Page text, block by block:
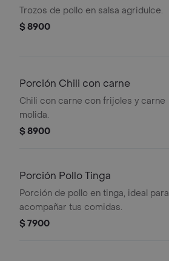
Trozos de pollo en salsa agridulce.
$ 8900
Porción Chili con carne
Chili con carne con frijoles y carne
molida.
$ 8900
Porción Pollo Tinga
Porción de pollo en tinga, ideal para
acompañar tus comidas.
$ 7900